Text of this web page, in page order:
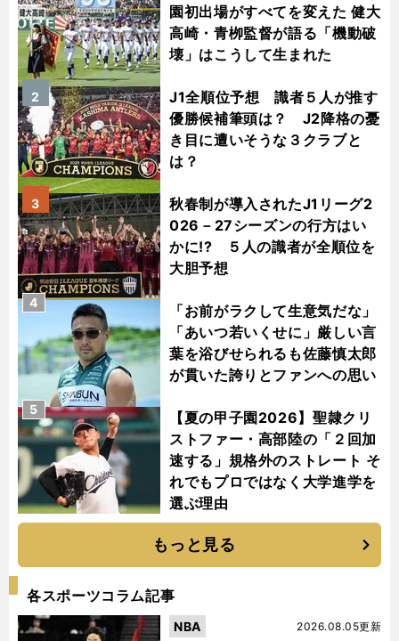
園初出場がすべてを変えた 健大
高崎・青栁監督が語る「機動破
壊」はこうして生まれた
J1全順位予想 識者５人が推す
優勝候補筆頭は？ J2降格の憂
き目に遭いそうな３クラブと
は？
2
秋春制が導入されたJ1リーグ2
026－27シーズンの行方はい
かに!? ５人の識者が全順位を
大胆予想
3
「お前がラクして生意気だな」
「あいつ若いくせに」厳しい言
葉を浴びせられるも佐藤慎太郎
が貫いた誇りとファンへの思い
4
【夏の甲子園2026】聖隷クリ
ストファー・高部陸の「２回加
速する」規格外のストレート そ
れでもプロではなく大学進学を
選ぶ理由
5
もっと見る
各スポーツコラム記事
2026.08.05更新
NBA